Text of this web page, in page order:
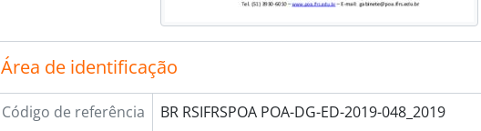
Área de identificação
Código de referência
BR RSIFRSPOA POA-DG-ED-2019-048_2019